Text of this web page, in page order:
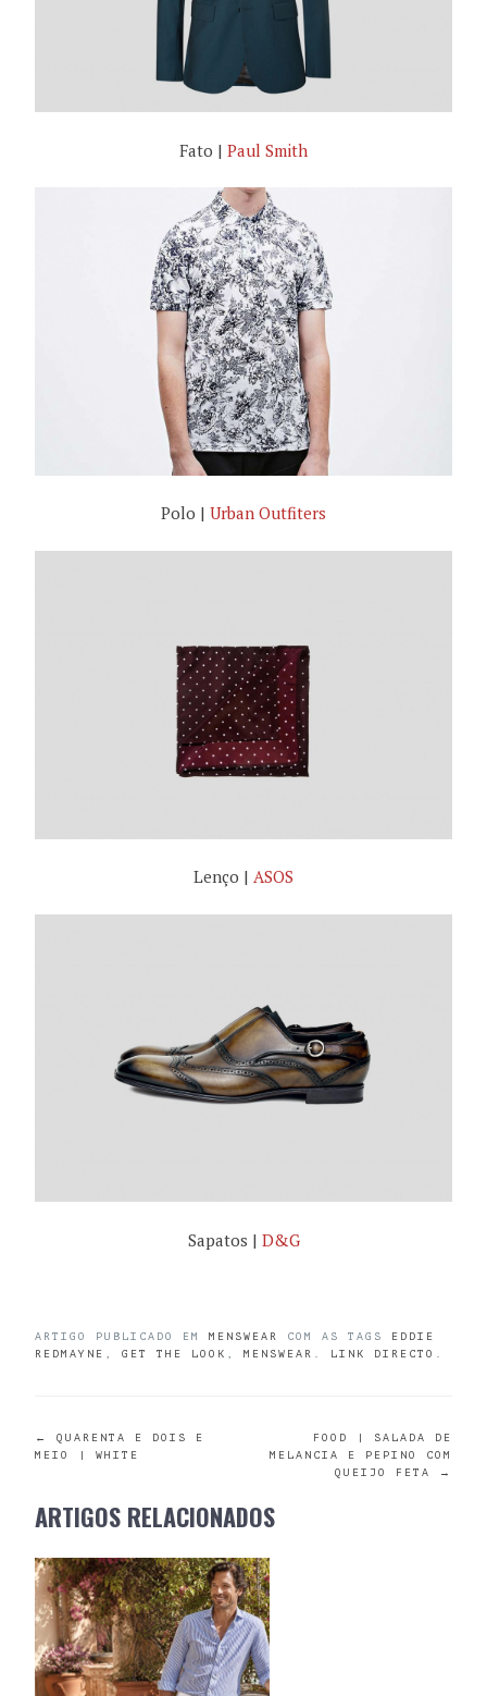
Fato | Paul Smith
Polo | Urban Outfiters
Lenço | ASOS
Sapatos | D&G
ARTIGO PUBLICADO EM MENSWEAR COM AS TAGS EDDIE
REDMAYNE
GET THE LOOK MENSWEAR LINK DIRECTO
POST
NAVIGATION
←
QUARENTA E DOIS E
MEIO | WHITE
FOOD | SALADA DE
MELANCIA E PEPINO COM
QUEIJO FETA
→
ARTIGOS RELACIONADOS